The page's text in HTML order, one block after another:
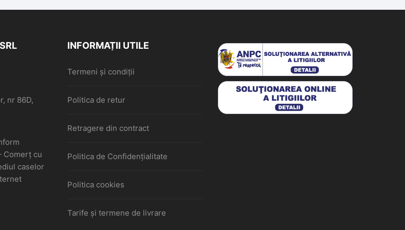
1920
nr 86D,
Comerţ cu
caselor
INFORMAȚII UTILE
Termeni și condiții
Politica de retur
Retragere din contract
Politica de Confidențialitate
Politica cookies
Tarife și termene de livrare